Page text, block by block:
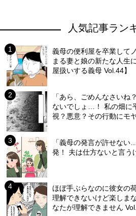
人気記事ラン
義母の便利屋を卒業して
まる妻と娘の新たな人生
屋扱いする義母 Vol.44】
「あら、ごめんなさいね
ないでしょ…！ 私の畑に
視？悪意？その行動にモ
「義母の発言が許せな
発！ 夫は仕方ないと言う
ほぼ手ぶらなのに彼女の
理解できないけど楽しま
なたが理解できません